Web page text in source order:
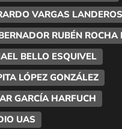
VARGAS LANDEROS
RUBÉN ROCHA
BELLO ESQUIVEL
LÓPEZ GONZÁLEZ
GARCÍA HARFUCH
UAS